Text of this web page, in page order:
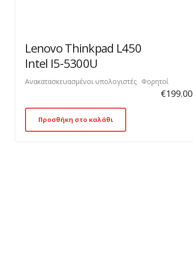
Lenovo Thinkpad L450
Intel I5-5300U
Ανακατασκευασμένοι υπολογιστές Φορητοί
€199.00
Προσθήκη στο καλάθι